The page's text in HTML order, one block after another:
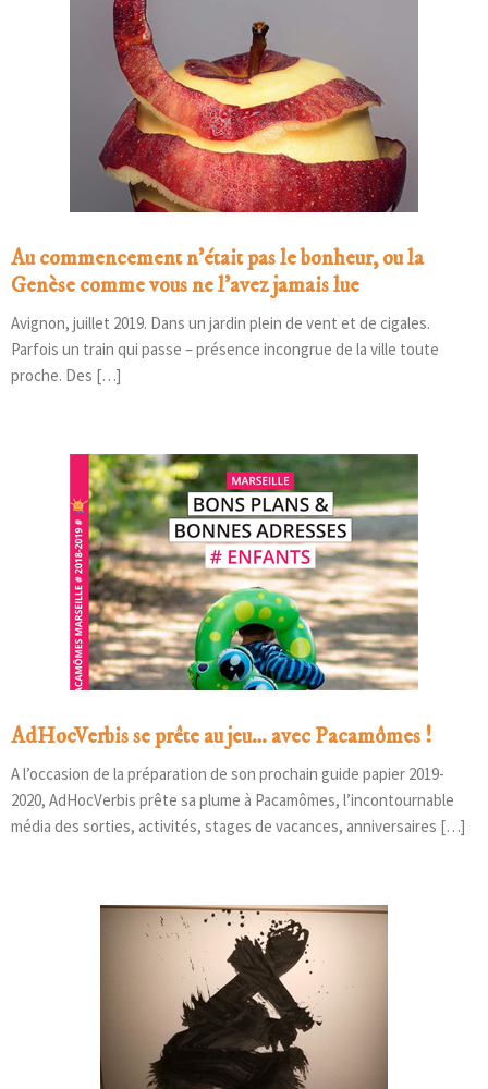
Au commencement n’était pas le bonheur, ou la
Genèse comme vous ne l’avez jamais lue
Avignon, juillet 2019. Dans un jardin plein de vent et de cigales.
Parfois un train qui passe – présence incongrue de la ville toute
proche. Des […]
AdHocVerbis se prête au jeu… avec Pacamômes !
A l’occasion de la préparation de son prochain guide papier 2019-
2020, AdHocVerbis prête sa plume à Pacamômes, l’incontournable
média des sorties, activités, stages de vacances, anniversaires […]